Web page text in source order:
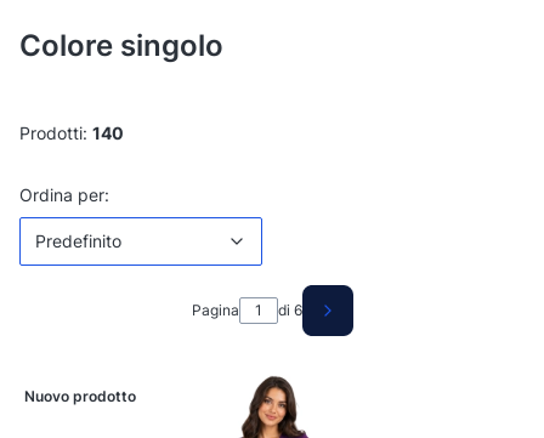
Colore singolo
Prodotti: 140
Elenco prodotti
Ordina per:
Predefinito
Pagina di 6 Prodotti successivi
Nuovo prodotto